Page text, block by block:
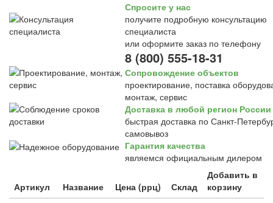
Спросите у нас
получите подробную консультацию
специалиста
или оформите заказ по телефону
8 (800) 555-18-31
Сопровождение объектов
проектирование, поставка
монтаж, сервис
Доставка в любой регион России
быстрая доставка по Санкт-
самовывоз
Гарантия качества
являемся официальным дилером
Артикул Название Цена (ррц) Склад
Добавить в
корзину